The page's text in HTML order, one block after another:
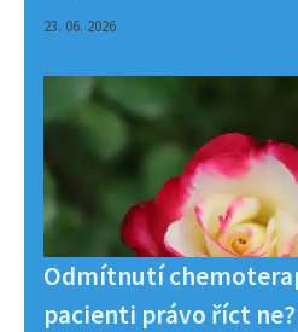
23. 06. 2026
Odmítnutí
pacienti právo říct ne?